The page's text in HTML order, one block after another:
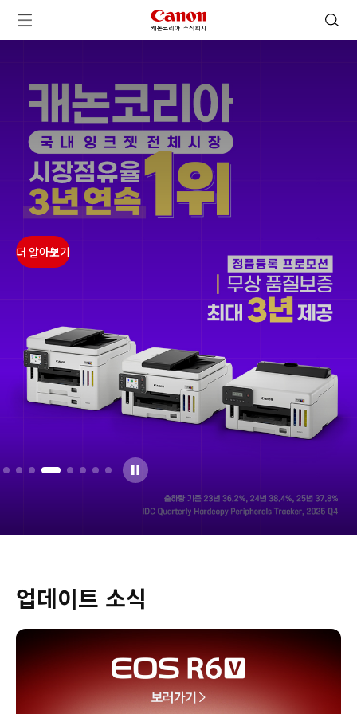
메뉴 열기 캐논코리아 주식회사 로고 검색 열기
ㅤㅤ
ㅤㅤ
ㅤㅤ
ㅤㅤ
더 알아보기
업데이트 소식